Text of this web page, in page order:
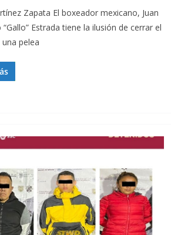
Zapata El boxeador mexicano, Juan
“Gallo” Estrada tiene la ilusión de cerrar el
pelea